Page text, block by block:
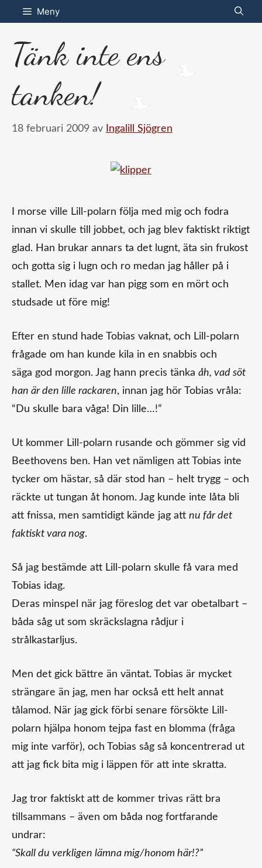
Hoppa
till
innehåll
Meny
Tänk inte ens
tanken!
18 februari 2009 av Ingalill Sjögren
I morse ville Lill-polarn följa med mig och fodra
innan vi skulle till jobbet, och jag blev faktiskt riktigt
glad. Han brukar annars ta det lugnt, äta sin frukost
och gotta sig i lugn och ro medan jag håller på i
stallet. Men idag var han pigg som en mört och
studsade ut före mig!
Efter en stund hade Tobias vaknat, och Lill-polarn
frågade om han kunde kila in en snabbis och
säga god morgon. Jag hann precis tänka åh, vad söt
han är den lille rackaren, innan jag hör Tobias vråla:
“Du skulle bara våga! Din lille…!”
Ut kommer Lill-polarn rusande och gömmer sig vid
Beethovens ben. Han vet nämligen att Tobias inte
tycker om hästar, så där stod han – helt trygg – och
räckte ut tungan åt honom. Jag kunde inte låta bli
att fnissa, men samtidigt kände jag att nu får det
faktiskt vara nog.
Så jag bestämde att Lill-polarn skulle få vara med
Tobias idag.
Deras minspel när jag föreslog det var obetalbart –
båda såg ut som skräckslagna rådjur i
strålkastarljus.
Men det gick bättre än väntat. Tobias är mycket
strängare än jag, men har också ett helt annat
tålamod. När jag gick förbi senare försökte Lill-
polarn hjälpa honom tejpa fast en blomma (fråga
mig inte varför), och Tobias såg så koncentrerad ut
att jag fick bita mig i läppen för att inte skratta.
Jag tror faktiskt att de kommer trivas rätt bra
tillsammans – även om båda nog fortfarande
undrar:
“Skall du verkligen lämna mig/honom här!?”